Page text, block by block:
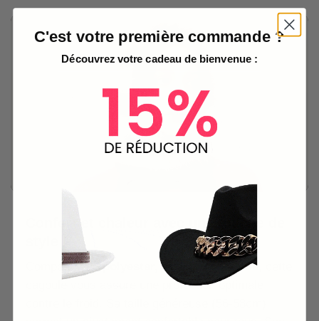
Confort et chaleur avec une touche de
Composée depolyester, acrylique et laine
cagoule vous assure une protection optimale
C'est votre première commande ?
Découvrez votre cadeau de bienvenue :